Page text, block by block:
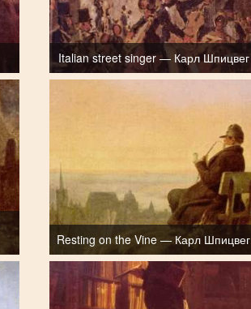
Italian street singer — Карл Шпицвег
Resting on the Vine — Карл Шпицвег